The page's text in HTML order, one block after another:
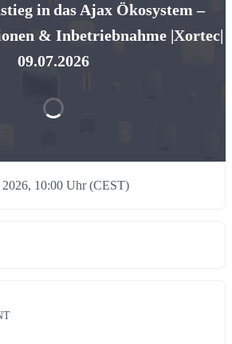
in das Ajax Ökosystem –
& Inbetriebnahme |Xortec|
09.07.2026
10:00 Uhr (CEST)